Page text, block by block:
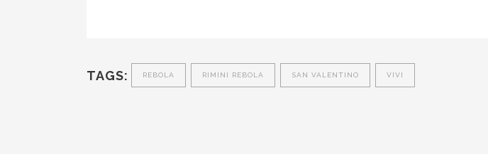
TAGS: REBOLA RIMINI REBOLA SAN VALENTINO VIVI